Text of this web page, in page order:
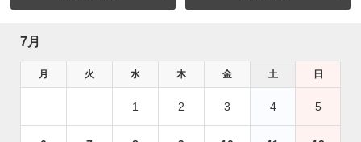
7月
月 火 水 木 金 土 日
1 2 3 4 5